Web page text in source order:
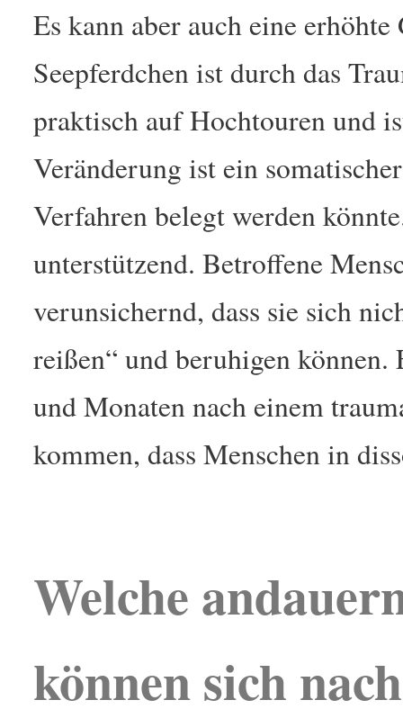
Es kann aber auch eine
Seepferdchen ist durch das
praktisch auf Hochtouren und
Veränderung ist ein
Verfahren belegt werden
unterstützend. Betroffene
verunsichernd, dass sie sich
reißen“ und beruhigen können.
und Monaten nach einem
kommen, dass Menschen in
Welche
können sich